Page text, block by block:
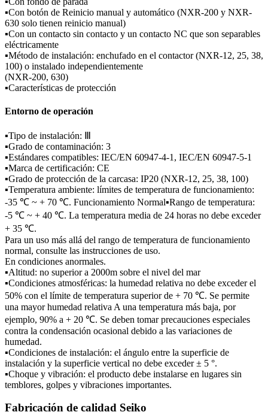
▪Con botón de Reinicio manual y automático (NXR-200 y NXR-
630 solo tienen reinicio manual)
▪Con un contacto sin contacto y un contacto NC que son separables
eléctricamente
▪Método de instalación: enchufado en el contactor (NXR-12, 25, 38,
100) o instalado independientemente
(NXR-200, 630)
▪Características de protección
Entorno de operación
▪Tipo de instalación: Ⅲ
▪Grado de contaminación: 3
▪Estándares compatibles: IEC/EN 60947-4-1, IEC/EN 60947-5-1
▪Marca de certificación: CE
▪Grado de protección de la carcasa: IP20 (NXR-12, 25, 38, 100)
▪Temperatura ambiente: límites de temperatura de funcionamiento:
-35 ℃ ~ + 70 ℃. Funcionamiento Normal▪Rango de temperatura:
-5 ℃ ~ + 40 ℃. La temperatura media de 24 horas no debe exceder
+ 35 ℃.
Para un uso más allá del rango de temperatura de funcionamiento
normal, consulte las instrucciones de uso.
En condiciones anormales.
▪Altitud: no superior a 2000m sobre el nivel del mar
▪Condiciones atmosféricas: la humedad relativa no debe exceder el
50% con el límite de temperatura superior de + 70 ℃. Se permite
una mayor humedad relativa A una temperatura más baja, por
ejemplo, 90% a + 20 ℃. Se deben tomar precauciones especiales
contra la condensación ocasional debido a las variaciones de
humedad.
▪Condiciones de instalación: el ángulo entre la superficie de
instalación y la superficie vertical no debe exceder ± 5 °.
▪Choque y vibración: el producto debe instalarse en lugares sin
temblores, golpes y vibraciones importantes.
Fabricación de calidad Seiko